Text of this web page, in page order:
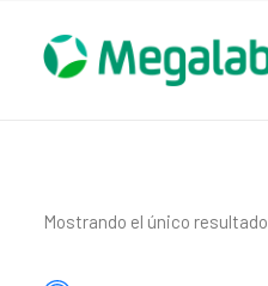
Mostrando el único resultado